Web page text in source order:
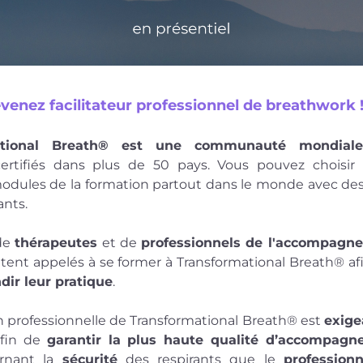
facilitateur professionnel de breathwork
Breath® est une communauté mondiale
dans plus de 50 pays. Vous pouvez choisir
de la formation partout dans le monde avec
thérapeutes et de professionnels de
appelés à se former à Transformational Breath®
leur pratique.
professionnelle de Transformational Breath® est
de garantir la plus haute qualité
la sécurité des respirants que le